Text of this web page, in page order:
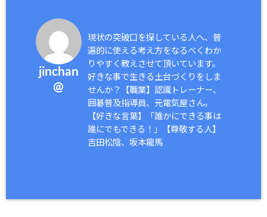
jinchan
@
現状の突破口を探している人へ、普
遍的に使える考え方をなるべくわか
りやすく教えさせて頂いています。
好きな事で生きる土台づくりをしま
せんか？【職業】認識トレーナー、
囲碁普及指導員、元電気屋さん。
【好きな言葉】「誰かにできる事は
誰にでもできる！」【尊敬する人】
吉田松陰、坂本龍馬